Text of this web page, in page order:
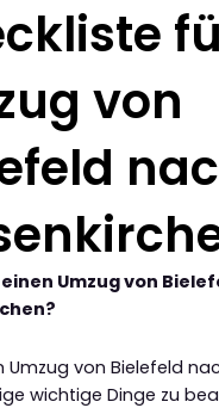
von
Umzug von
Umzug von Bielefeld
wichtige Dinge zu